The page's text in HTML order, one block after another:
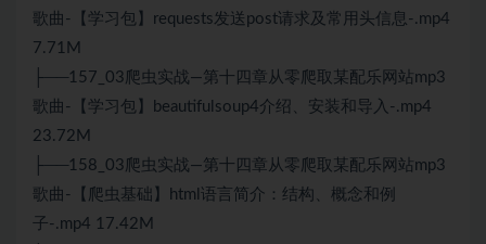
歌曲-【学习包】requests发送post请求及常用头信息-.mp4
7.71M
├──157_03爬虫实战—第十四章从零爬取某配乐网站mp3
歌曲-【学习包】beautifulsoup4介绍、安装和导入-.mp4
23.72M
├──158_03爬虫实战—第十四章从零爬取某配乐网站mp3
歌曲-【爬虫基础】html语言简介：结构、概念和例
子-.mp4 17.42M